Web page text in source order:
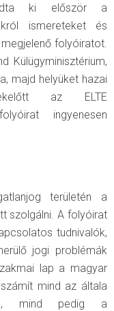
ki először a
ismereteket és
folyóiratot.
Külügyminisztérium,
majd helyüket hazai
az ELTE
ingyenesen
területén a
szolgálni. A folyóirat
tudnivalók,
jogi problémák
lap a magyar
mind az általa
mind pedig a